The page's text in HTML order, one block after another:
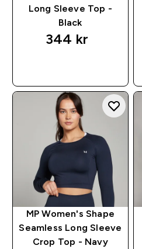
Long Sleeve Top -
Black
344 kr‎
MP Women's Shape
Seamless Long Sleeve
Crop Top - Navy